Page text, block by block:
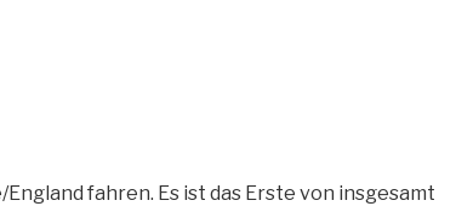
fahren. Es ist das Erste von insgesamt